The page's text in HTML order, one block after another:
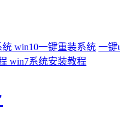
统 win10一键重装系统 一键
win7系统安装教程